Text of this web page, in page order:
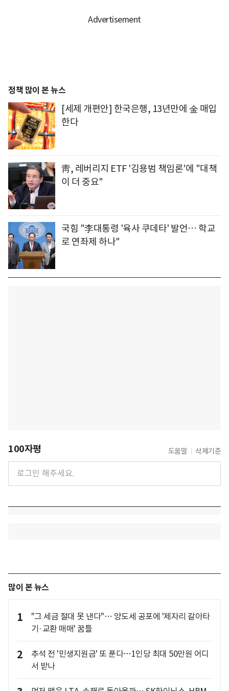
정책 많이 본 뉴스
[세제 개편안] 한국은행, 13년만에 金 매입
한다
靑, 레버리지 ETF '김용범 책임론'에 "대책
이 더 중요"
국힘 "李대통령 '육사 쿠데타' 발언… 학교
로 연좌제 하나"
100자평 도움말 삭제기준
많이 본 뉴스
1
"그 세금 절대 못 낸다"… 양도세 공포에 '제자리 갈아타
기·교환 매매' 꿈틀
2
추석 전 '민생지원금' 또 푼다…1인당 최대 50만원 어디
서 받나